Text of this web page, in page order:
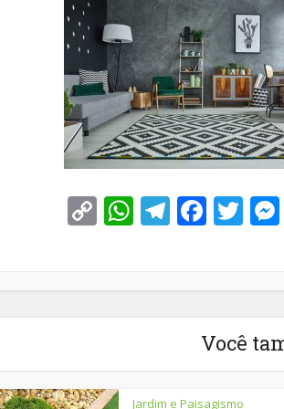
CopyWhatsApp
Você
Jardim e Paisagismo